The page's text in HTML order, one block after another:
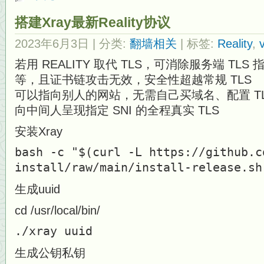
搭建Xray最新Reality协议
2023年6月3日 | 分类: 翻墙相关 | 标签: Reality,
若用 REALITY 取代 TLS，可消除服务端 TLS
等，且证书链攻击无效，安全性超越常规 TLS
可以指向别人的网站，无需自己买域名、配置
向中间人呈现指定 SNI 的全程真实 TLS
安装Xray
bash -c "$(curl -L https://
install/raw/main/install-
生成uuid
cd /usr/local/bin/
./xray uuid
生成公钥私钥